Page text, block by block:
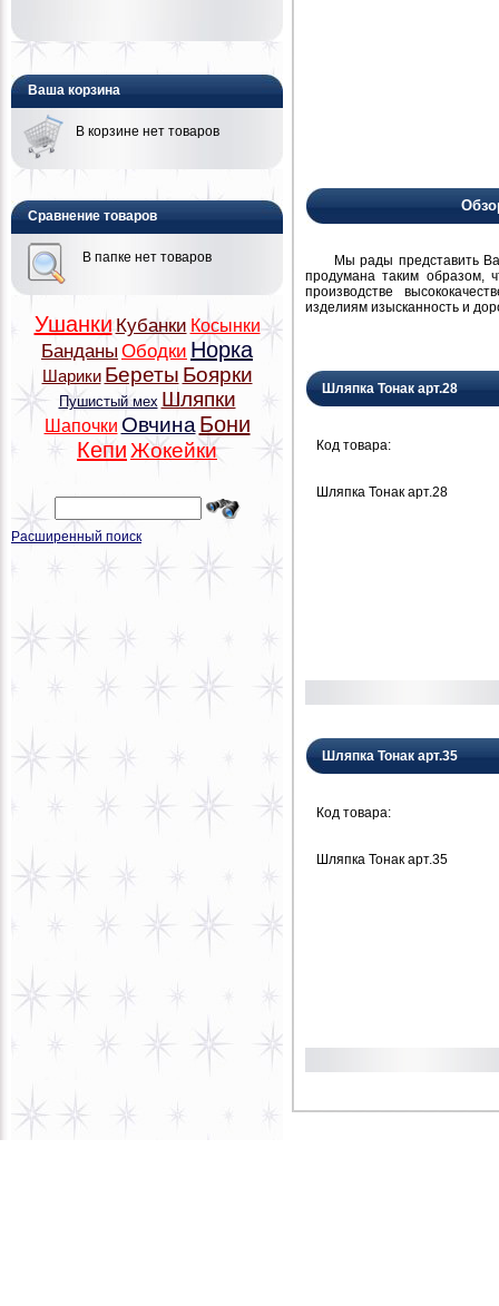
Ваша корзина
В корзине нет товаров
Сравнение товаров
В папке нет товаров
Ушанки Кубанки Косынки
Банданы Ободки Норка
Шарики Береты Боярки
Пушистый мех Шляпки
Шапочки Овчина Бони
Кепи Жокейки
Расширенный поиск
Мы рады представить Вам
продумана таким образом,
производстве
изделиям изысканность и
Шляпка Тонак арт.28
Код товара:
Шляпка Тонак арт.28
Шляпка Тонак арт.35
Код товара:
Шляпка Тонак арт.35